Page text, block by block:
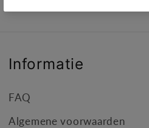
Informatie
FAQ
Algemene voorwaarden